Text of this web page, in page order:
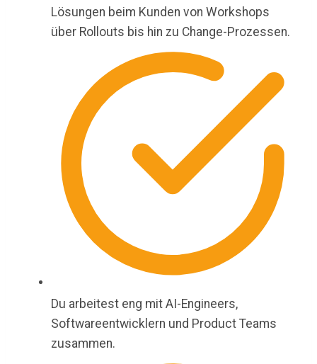
Lösungen beim Kunden von Workshops
über Rollouts bis hin zu Change-Prozessen.
Du arbeitest eng mit AI-Engineers,
Softwareentwicklern und Product Teams
zusammen.